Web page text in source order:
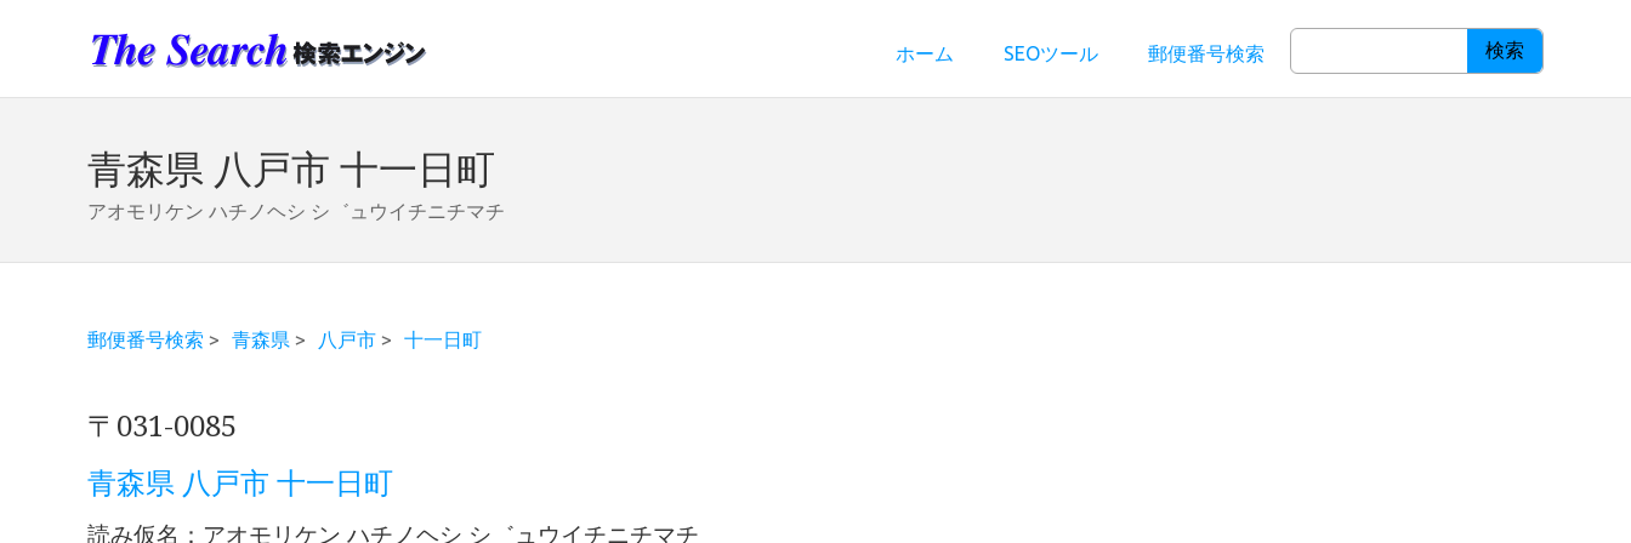
ホーム SEOツール 郵便番号検索 検索
青森県 八戸市 十一日町
アオモリケン ハチノヘシ シ゛ュウイチニチマチ
郵便番号検索 > 青森県 > 八戸市 > 十一日町
〒031-0085
青森県 八戸市 十一日町
読み仮名：アオモリケン ハチノヘシ シ゛ュウイチニチマチ